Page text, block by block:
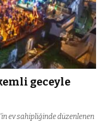
geceyle
ev sahipliğinde düzenlenen